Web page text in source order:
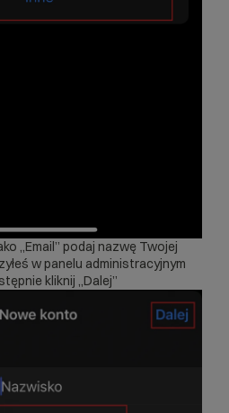
„Email” podaj nazwę Twojej
w panelu administracyjnym
kliknij „Dalej”